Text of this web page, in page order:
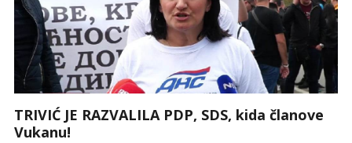
TRIVIĆ JE RAZVALILA PDP, SDS, kida članove
Vukanu!